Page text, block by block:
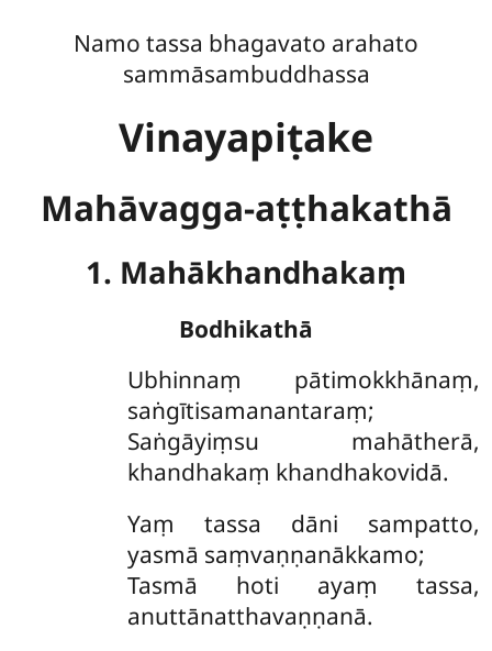
Namo tassa bhagavato arahato
sammāsambuddhassa
Vinayapiṭake
Mahāvagga-aṭṭhakathā
1. Mahākhandhakaṃ
Bodhikathā
Ubhinnaṃ pātimokkhānaṃ,
saṅgītisamanantaraṃ;
Saṅgāyiṃsu mahātherā,
khandhakaṃ khandhakovidā.
Yaṃ tassa dāni sampatto,
yasmā saṃvaṇṇanākkamo;
Tasmā hoti ayaṃ tassa,
anuttānatthavaṇṇanā.